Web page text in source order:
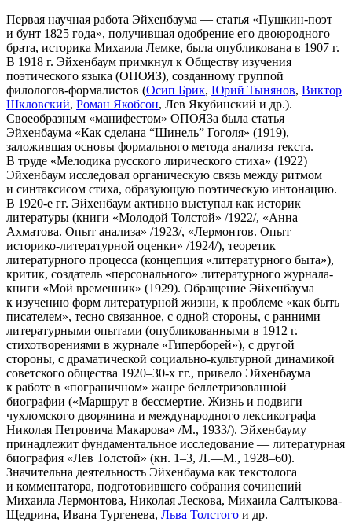
Первая научная работа Эйхенбаума — статья «Пушкин-поэт
и бунт 1825 года», получившая одобрение его двоюродного
брата, историка Михаила Лемке, была опубликована в 1907 г.
В 1918 г. Эйхенбаум примкнул к Обществу изучения
поэтического языка (ОПОЯЗ), созданному группой
филологов-формалистов (Осип Брик, Юрий Тынянов, Виктор
Шкловский, Роман Якобсон, Лев Якубинский и др.).
Своеобразным «манифестом» ОПОЯЗа была статья
Эйхенбаума «Как сделана “Шинель” Гоголя» (1919),
заложившая основы формального метода анализа текста.
В труде «Мелодика русского лирического стиха» (1922)
Эйхенбаум исследовал органическую связь между ритмом
и синтаксисом стиха, образующую поэтическую интонацию.
В 1920-е гг. Эйхенбаум активно выступал как историк
литературы (книги «Молодой Толстой» /1922/, «Анна
Ахматова. Опыт анализа» /1923/, «Лермонтов. Опыт
историко-литературной оценки» /1924/), теоретик
литературного процесса (концепция «литературного быта»),
критик, создатель «персонального» литературного журнала-
книги «Мой временник» (1929). Обращение Эйхенбаума
к изучению форм литературной жизни, к проблеме «как быть
писателем», тесно связанное, с одной стороны, с ранними
литературными опытами (опубликованными в 1912 г.
стихотворениями в журнале «Гиперборей»), с другой
стороны, с драматической социально-культурной динамикой
советского общества 1920–30-х гг., привело Эйхенбаума
к работе в «пограничном» жанре беллетризованной
биографии («Маршрут в бессмертие. Жизнь и подвиги
чухломского дворянина и международного лексикографа
Николая Петровича Макарова» /М., 1933/). Эйхенбауму
принадлежит фундаментальное исследование — литературная
биография «Лев Толстой» (кн. 1–3, Л.—М., 1928–60).
Значительна деятельность Эйхенбаума как текстолога
и комментатора, подготовившего собрания сочинений
Михаила Лермонтова, Николая Лескова, Михаила Салтыкова-
Щедрина, Ивана Тургенева, Льва Толстого и др.